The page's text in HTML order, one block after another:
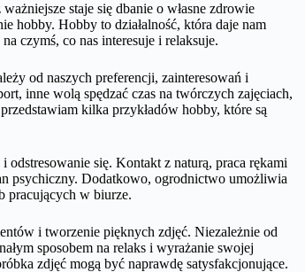
staje się dbanie o własne zdrowie
hobby. Hobby to działalność, która daje nam
czymś, co nas interesuje i relaksuje.
od naszych preferencji, zainteresowań i
inne wolą spędzać czas na twórczych zajęciach,
kilka przykładów hobby, które są
odstresowanie się. Kontakt z naturą, praca rękami
psychiczny. Dodatkowo, ogrodnictwo umożliwia
pracujących w biurze.
i tworzenie pięknych zdjęć. Niezależnie od
sposobem na relaks i wyrażanie swojej
zdjęć mogą być naprawdę satysfakcjonujące.